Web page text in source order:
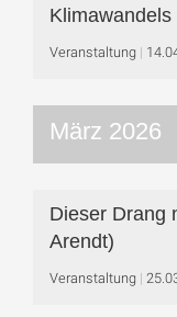
Klimawandels
Veranstaltung
März 2026
Dieser Drang
Arendt)
Veranstaltung